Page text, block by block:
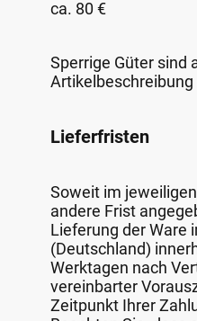
ca. 80 €
Sperrige Güter sind
Lieferfristen
Soweit im
andere Frist
Lieferung der Ware
(Deutschland)
Werktagen nach
vereinbarter
Zeitpunkt Ihrer